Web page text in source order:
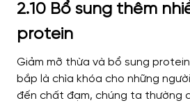
2.10 Bổ sung thêm
protein
Giảm mỡ thừa và bổ sung
bắp là chìa khóa cho những
đến chất đạm, chúng ta thường